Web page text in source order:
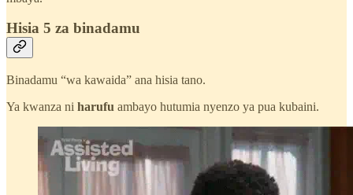
Hisia 5 za binadamu
Binadamu “wa kawaida” ana hisia tano.
Ya kwanza ni harufu ambayo hutumia nyenzo ya pua kubaini.